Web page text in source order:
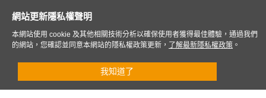
網站更新隱私權聲明
本網站使用 cookie 及其他相關技術分析以確保使用者獲得最佳體驗，通過我們
的網站，您確認並同意本網站的隱私權政策更新，
了解最新隱私權政策 。
我知道了